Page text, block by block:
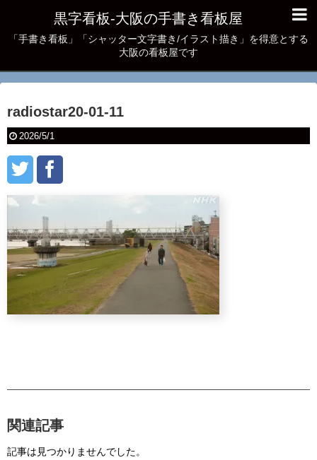
黒字看板‐大阪の手書き看板屋
「手書き看板」「シャッター文字書き/イラスト描き」を得意とする
大阪の看板屋です
radiostar20-01-11
2026/5/1
関連記事
記事は見つかりませんでした。